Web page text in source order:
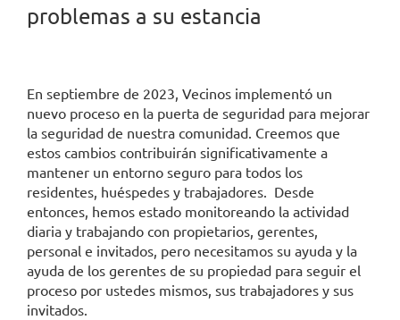
problemas a su estancia
En septiembre de 2023, Vecinos implementó un
nuevo proceso en la puerta de seguridad para mejorar
la seguridad de nuestra comunidad. Creemos que
estos cambios contribuirán significativamente a
mantener un entorno seguro para todos los
residentes, huéspedes y trabajadores. Desde
entonces, hemos estado monitoreando la actividad
diaria y trabajando con propietarios, gerentes,
personal e invitados, pero necesitamos su ayuda y la
ayuda de los gerentes de su propiedad para seguir el
proceso por ustedes mismos, sus trabajadores y sus
invitados.